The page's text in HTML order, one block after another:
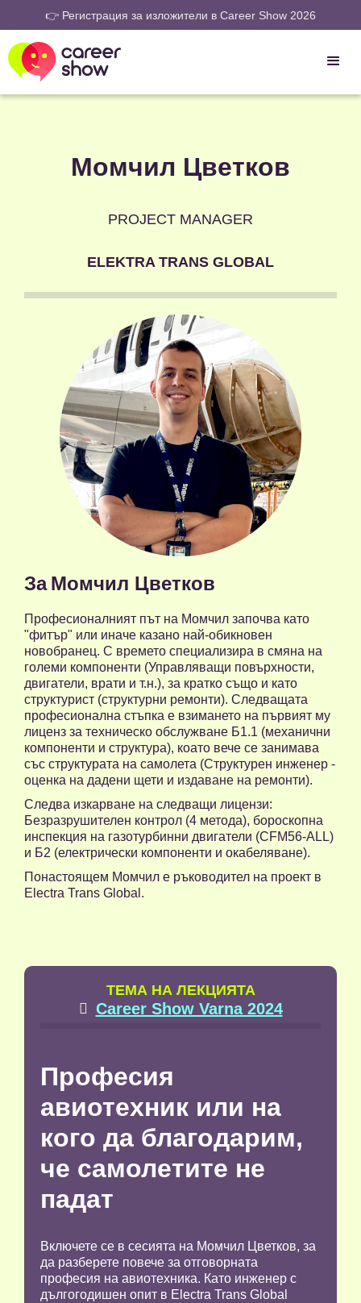
👉 Регистрация за изложители в Career Show 2026
Момчил Цветков
PROJECT MANAGER
ELEKTRA TRANS GLOBAL
За Момчил Цветков
Професионалният път на Момчил започва като
"фитър" или иначе казано най-обикновен
новобранец. С времето специализира в смяна на
големи компоненти (Управляващи повърхности,
двигатели, врати и т.н.), за кратко също и като
структурист (структурни ремонти). Следващата
професионална стъпка е взимането на първият му
лиценз за техническо обслужване Б1.1 (механични
компоненти и структура), коато вече се занимава
със структурата на самолета (Структурен инженер -
оценка на дадени щети и издаване на ремонти).
Следва изкарване на следващи лицензи:
Безразрушителен контрол (4 метода), бороскопна
инспекция на газотурбинни двигатели (CFM56-ALL)
и Б2 (електрически компоненти и окабеляване).
Понастоящем Момчил е ръководител на проект в
Electra Trans Global.
TЕМА НА ЛЕКЦИЯТА
 Career Show Varna 2024
Професия
авиотехник или на
кого да благодарим,
че самолетите не
падат
Включете се в сесията на Момчил Цветков, за
да разберете повече за отговорната
професия на авиотехника. Като инженер с
дългогодишен опит в Electra Trans Global